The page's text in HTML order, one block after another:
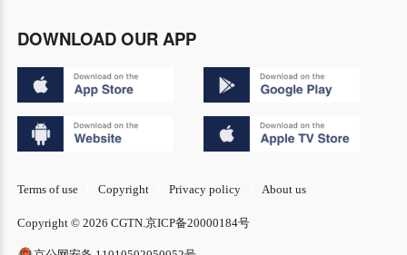
DOWNLOAD OUR APP
Terms of use Copyright Privacy policy About us
Copyright © 2026 CGTN.京ICP备20000184号